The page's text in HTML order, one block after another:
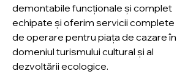
demontabile funcționale și complet
echipate și oferim servicii complete
de operare pentru piața de cazare în
domeniul turismului cultural și al
dezvoltării ecologice.